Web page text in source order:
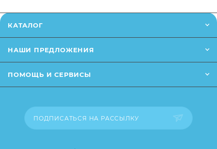
сайте (например, оттенки цветов, незначительные
влияющие на основные потребительские свойства
свойства и иные существенные элементы товара и
КАТАЛОГ
НАШИ ПРЕДЛОЖЕНИЯ
ПОМОЩЬ И СЕРВИСЫ
ПОДПИСАТЬСЯ НА РАССЫЛКУ